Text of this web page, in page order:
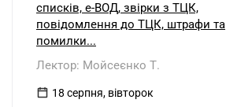
списків, е-ВОД, звірки з ТЦК,
повідомлення до ТЦК, штрафи та
помилки...
Лектор: Мойсеєнко Т.
18 серпня, вівторок